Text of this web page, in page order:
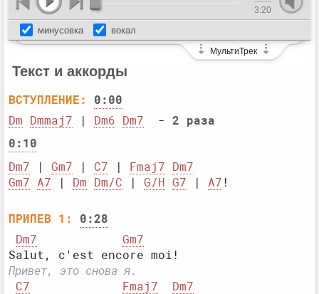
3:20
минусовка вокал
МультиТрек
Текст и аккорды
ВСТУПЛЕНИЕ:
0:00
Dm
Dmmaj7 | Dm6 Dm7
  -
2 раза
0:10
Dm7 | Gm7 | C7 | Fmaj7
Dm7
Gm7 A7 | Dm Dm/C | G/H G7 | A7
ПРИПЕВ 1:
0:28
Dm7
Gm7
Привет, это снова я.
C7
Fmaj7
Dm7